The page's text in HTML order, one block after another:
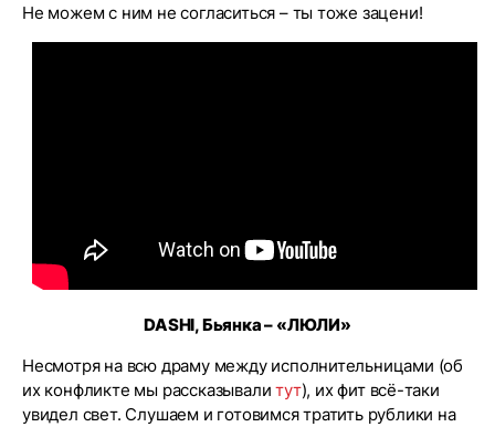
Не можем с ним не согласиться – ты тоже зацени!
DASHI, Бьянка – «ЛЮЛИ»
Несмотря на всю драму между исполнительницами (об
их конфликте мы рассказывали тут), их фит всё-таки
увидел свет. Слушаем и готовимся тратить рублики на